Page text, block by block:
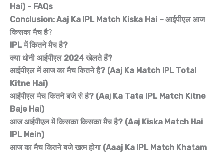
Hai) – FAQs
Conclusion: Aaj Ka IPL Match Kiska Hai – आईपीएल आज
किसका मैच है?
IPL में कितने मैच है?
क्या धोनी आईपीएल 2024 खेलते हैं?
आईपीएल में आज का मैच कितने है? (Aaj Ka Match IPL Total
Kitne Hai)
आईपीएल मैच कितने बजे से है? (Aaj Ka Tata IPL Match Kitne
Baje Hai)
आज आईपीएल में किसका किसका मैच है? (Aaj Kiska Match Hai
IPL Mein)
आज का मैच कितने बजे खत्म होगा (Aaaj Ka IPL Match Khatam